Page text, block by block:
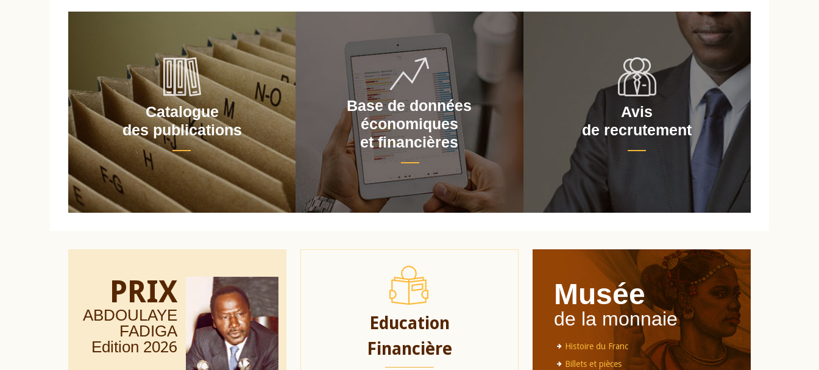
Catalogue
des publications
Base de données
économiques
et financières
Avis
de recrutement
PRIX
ABDOULAYE
FADIGA
Edition 2026
Education
Financière
Musée
de la monnaie
Histoire du Franc
Billets et pièces